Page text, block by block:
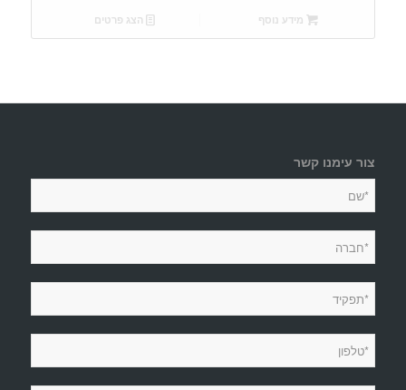
מידע נוסף הצג פרטים
צור עימנו קשר